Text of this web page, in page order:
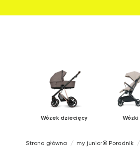
Wózek dziecięcy Wózki
Strona główna my junior® Poradnik